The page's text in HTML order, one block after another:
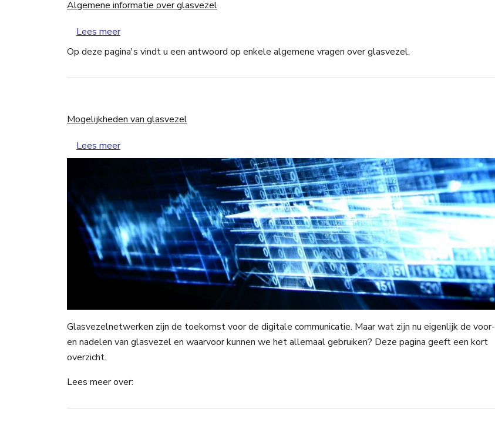
Algemene informatie over glasvezel
Lees meerover Algemene informatie over glasvezel
Op deze pagina's vindt u een antwoord op enkele algemene vragen over glasvezel.
Mogelijkheden van glasvezel
Lees meerover Mogelijkheden van glasvezel
Glasvezelnetwerken zijn de toekomst voor de digitale communicatie. Maar wat zijn nu eigenlijk de voor-
en nadelen van glasvezel en waarvoor kunnen we het allemaal gebruiken? Deze pagina geeft een kort
overzicht.
Lees meer over: